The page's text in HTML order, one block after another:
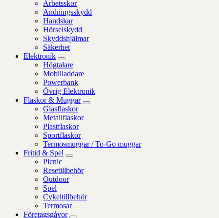
Arbetsskor
Andningsskydd
Handskar
Hörselskydd
Skyddshjälmar
Säkerhet
Elektronik
Högtalare
Mobilladdare
Powerbank
Övrig Elektronik
Flaskor & Muggar
Glasflaskor
Metallflaskor
Plastflaskor
Sportflaskor
Termosmuggar / To-Go muggar
Fritid & Spel
Picnic
Resetillbehör
Outdoor
Spel
Cykeltillbehör
Termosar
Företagsgåvor